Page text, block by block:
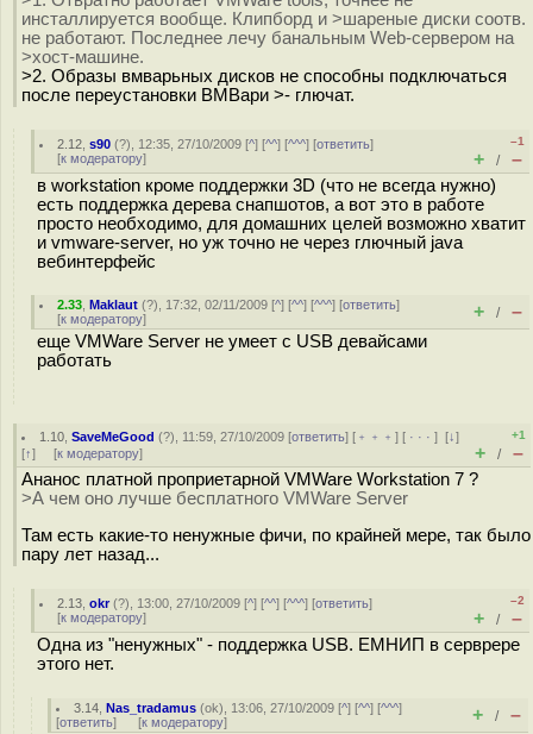
инсталлируется вообще. Клипборд и >шареные диски соотв.
не работают. Последнее лечу банальным Web-сервером на
>хост-машине.
>2. Образы вмварьных дисков не способны подключаться
после переустановки ВМВари >- глючат.
2.12 ,s90 (?), 12:35, 27/10/2009 [^] [^^] [^^^] [ответить]
[к модератору]
–1
+ / –
в workstation кроме поддержки 3D (что не всегда нужно)
есть поддержка дерева снапшотов, а вот это в работе
просто необходимо, для домашних целей возможно хватит
и vmware-server, но уж точно не через глючный java
вебинтерфейс
2.33 ,Maklaut (?), 17:32, 02/11/2009 [^] [^^] [^^^] [ответить]
[к модератору] + / –
еще VMWare Server не умеет с USB девайсами
работать
1.10 ,SaveMeGood (?), 11:59, 27/10/2009 [ответить] [ ﹢﹢﹢] [ · · ·][↓]
[↑] [к модератору]
+1
+ / –
Ананос платной проприетарной VMWare Workstation 7 ?
>А чем оно лучше бесплатного VMWare Server
Там есть какие-то ненужные фичи, по крайней мере, так было
пару лет назад...
2.13 ,okr(?), 13:00, 27/10/2009 [^] [^^] [^^^] [ответить]
[к модератору]
–2
+ / –
Одна из "ненужных" - поддержка USB. ЕМНИП в серврере
этого нет.
3.14 ,Nas_tradamus (ok), 13:06, 27/10/2009 [^] [^^] [^^^]
[ответить] [к модератору] + / –